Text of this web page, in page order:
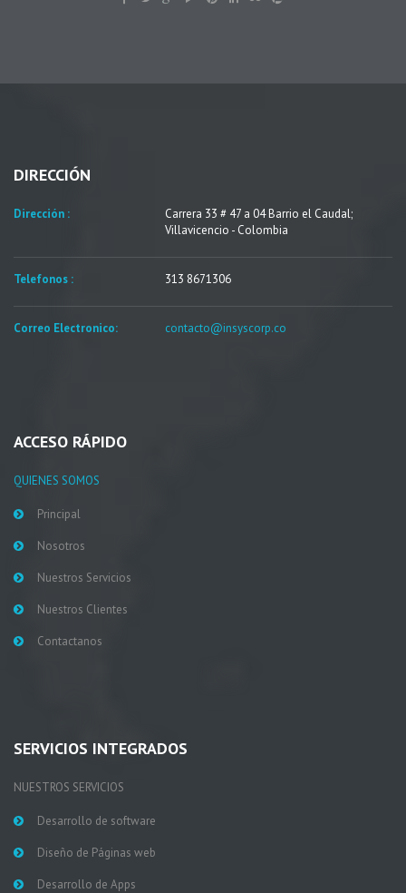
DIRECCIÓN
Dirección :
Carrera 33 # 47 a 04 Barrio el Caudal;
Villavicencio - Colombia
Telefonos : 313 8671306
Correo Electronico: contacto@insyscorp.co
ACCESO RÁPIDO
QUIENES SOMOS
Principal
Nosotros
Nuestros Servicios
Nuestros Clientes
Contactanos
SERVICIOS INTEGRADOS
NUESTROS SERVICIOS
Desarrollo de software
Diseño de Páginas web
Desarrollo de Apps